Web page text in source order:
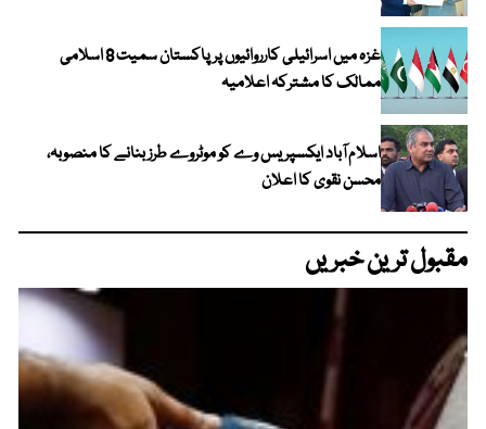
غزہ میں اسرائیلی کارروائیوں پر پاکستان سمیت 8 اسلامی
ممالک کا مشترکہ اعلامیہ
اسلام آباد ایکسپریس وے کو موٹروے طرز بنانے کا منصوبہ،
محسن نقوی کا اعلان
مقبول ترین خبریں